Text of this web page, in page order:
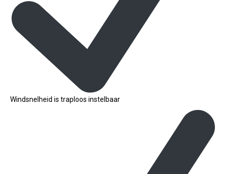
Windsnelheid is traploos instelbaar